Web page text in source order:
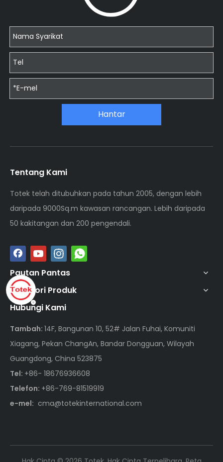
Hantar
Tentang Kami
Totek telah ditubuhkan pada tahun 2005, dengan lebih
daripada 9000Sq.m kawasan rancangan. Lebih daripada
50 kakitangan dan 200 pengendali.
Pautan Pantas
Kategori Produk
Hubungi Kami
Tambah: 14F, Bangunan 10, 52# Jalan Fuhai, Komuniti
Xiagang, Pekan ChangAn, Bandar Dongguan, Wilayah
Guangdong, China 523875
Tel: +86- 18676936608
Telefon: +86-769-81519919
e-mel: cma@totekinternational.com